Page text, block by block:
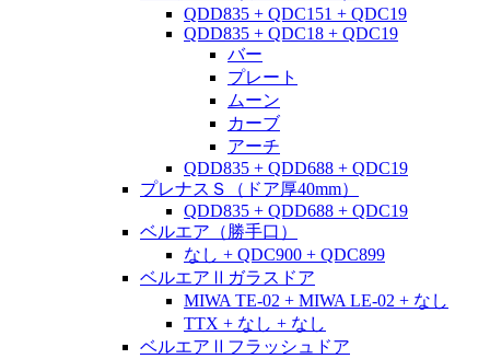
QDD835 + QDC151 + QDC19
QDD835 + QDC18 + QDC19
バー
プレート
ムーン
カーブ
アーチ
QDD835 + QDD688 + QDC19
プレナスＳ（ドア厚40mm）
QDD835 + QDD688 + QDC19
ベルエア（勝手口）
なし + QDC900 + QDC899
ベルエアⅡガラスドア
MIWA TE-02 + MIWA LE-02 + なし
TTX + なし + なし
ベルエアⅡフラッシュドア